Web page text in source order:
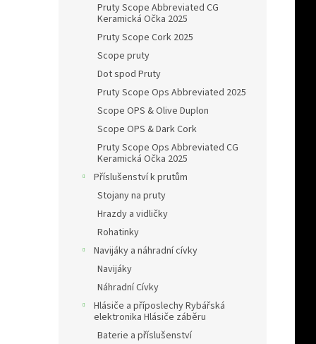
Pruty Scope Abbreviated CG
Keramická Očka 2025
Pruty Scope Cork 2025
Scope pruty
Dot spod Pruty
Pruty Scope Ops Abbreviated 2025
Scope OPS & Olive Duplon
Scope OPS & Dark Cork
Pruty Scope Ops Abbreviated CG
Keramická Očka 2025
Příslušenství k prutům
Stojany na pruty
Hrazdy a vidličky
Rohatinky
Navijáky a náhradní cívky
Navijáky
Náhradní Cívky
Hlásiče a příposlechy Rybářská
elektronika Hlásiče záběru
Baterie a příslušenství